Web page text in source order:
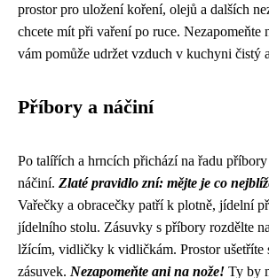
prostor pro uložení koření, olejů a dalších
chcete mít při vaření po ruce. Nezapomeňte
vám pomůže udržet vzduch v kuchyni čistý
Příbory a náčiní
Po talířích a hrncích přichází na řadu
náčiní. Zlaté pravidlo zní: mějte je co
Vařečky a obracečky patří k plotně, jídelní
jídelního stolu. Zásuvky s příbory rozdělte
lžícím, vidličky k vidličkám. Prostor ušetříte
zásuvek. Nezapomeňte ani na nože! Ty by